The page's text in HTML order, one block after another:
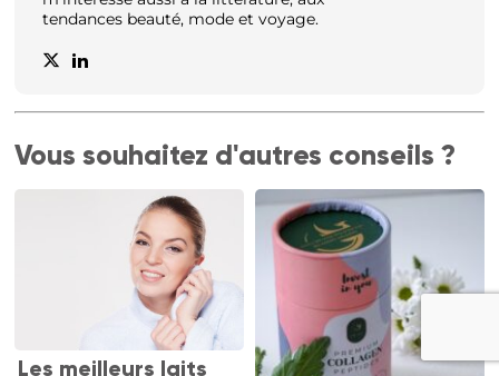
tendances beauté, mode et voyage.
Vous souhaitez d'autres conseils ?
Les meilleurs laits